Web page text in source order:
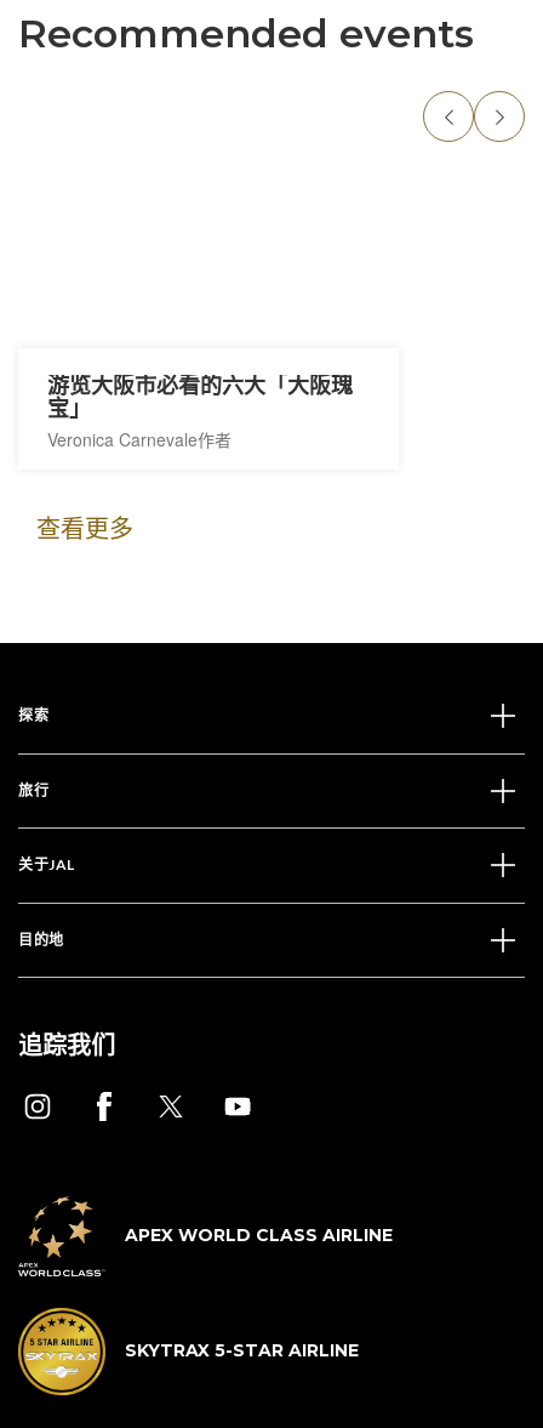
Recommended events
游览大阪市必看的六大「大阪瑰
宝」
Veronica Carnevale作者
查看更多
探索
旅行
关于JAL
目的地
追踪我们
APEX WORLD CLASS AIRLINE
SKYTRAX 5-STAR AIRLINE